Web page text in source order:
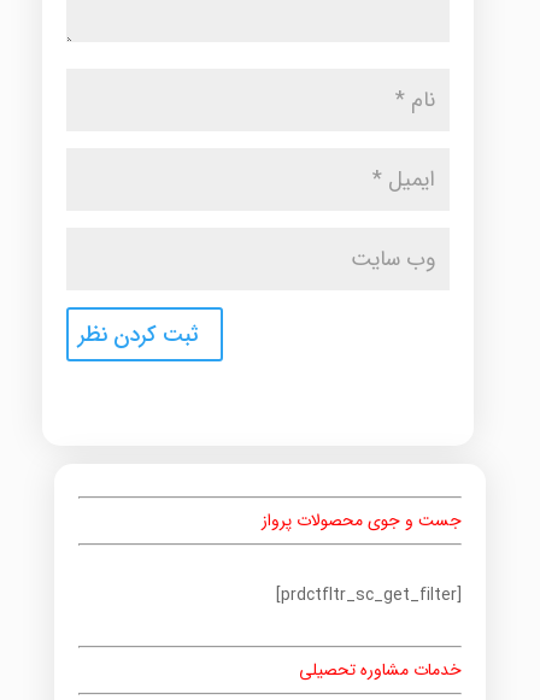
جست و جوی محصولات پرواز
[prdctfltr_sc_get_filter]
خدمات مشاوره تحصیلی